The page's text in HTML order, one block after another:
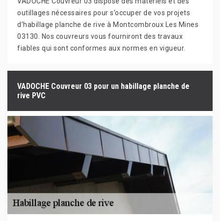
outillages nécessaires pour s’occuper de vos projets
d’habillage planche de rive à Montcombroux Les Mines
03130. Nos couvreurs vous fourniront des travaux
fiables qui sont conformes aux normes en vigueur.
VADOCHE Couvreur 03 pour un habillage planche de
rive PVC